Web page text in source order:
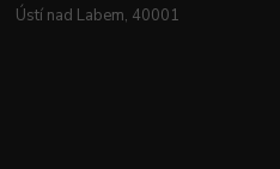
Ústí nad Labem, 40001